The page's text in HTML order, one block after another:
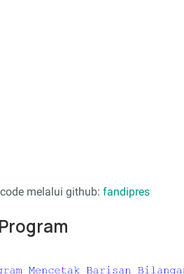
melalui github: fandipres